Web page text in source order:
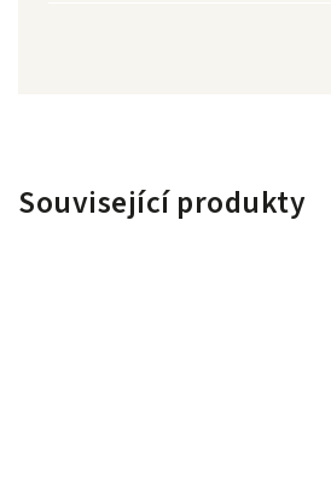
Související produkty